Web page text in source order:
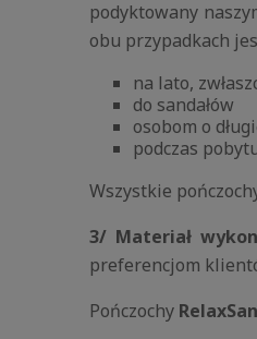
podyktowany
obu przypadkach
na lato,
do sandałów
osobom o
podczas
Wszystkie
3/ Materiał
preferencjom
Pończochy